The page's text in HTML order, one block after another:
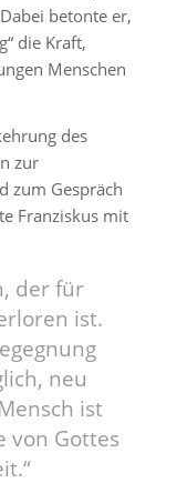
betonte er,
die Kraft,
Menschen
des
zur
zum Gespräch
Franziskus mit
der für
ist.
neu
ist
von Gottes